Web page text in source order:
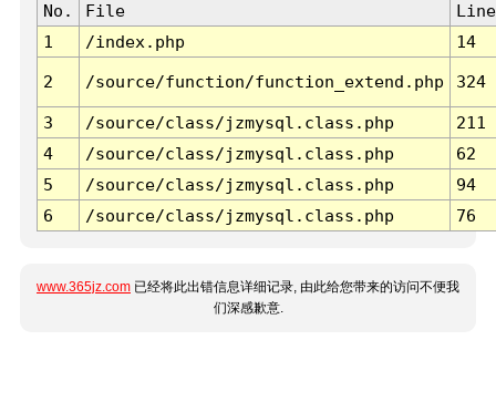
No. File
Line
1
/index.php 14
2 /source/function/function_extend.php 324
3 /source/class/jzmysql.class.php
211
4
/source/class/jzmysql.class.php
62
5
/source/class/jzmysql.class.php
94
6
/source/class/jzmysql.class.php 76
www.365jz.com 已经将此出错信息详细记录, 由此给您带来的访问不便我
们深感歉意.